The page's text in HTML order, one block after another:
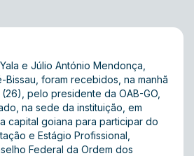
e Júlio António Mendonça,
foram recebidos, na manhã
pelo presidente da OAB-GO,
na sede da instituição, em
capital goiana para participar do
e Estágio Profissional,
Federal da Ordem dos